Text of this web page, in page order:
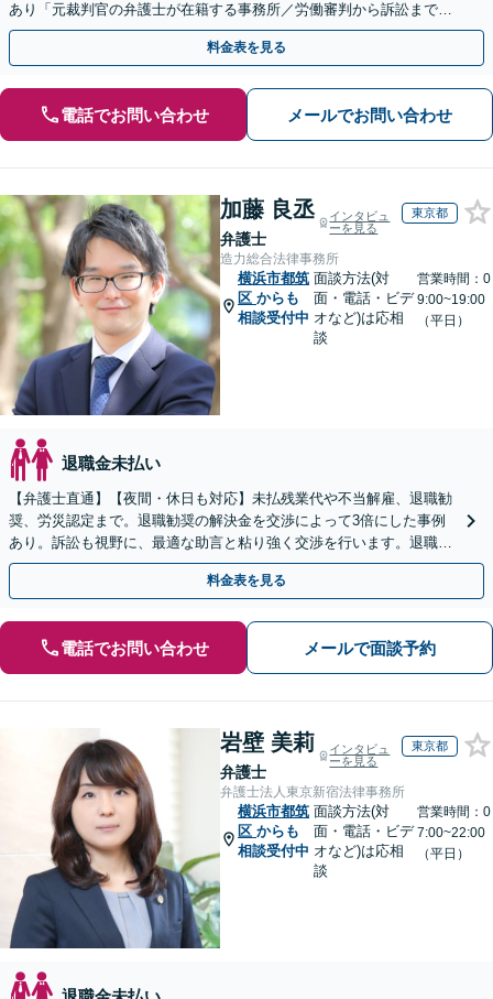
あり「元裁判官の弁護士が在籍する事務所／労働審判から訴訟まで、
裁判官経験を活かした最適な戦略を立案」
料金表を見る
電話でお問い合わせ メールでお問い合わせ
加藤 良丞
弁護士
インタビュ
ーを見る
東京都
造力総合法律事務所
横浜市都筑
区 からも
相談受付中
面談方法(対
面・電話・ビデ
オなど)は応相
談
営業時間：0
9:00~19:00
（平日）
退職金未払い
【弁護士直通】【夜間・休日も対応】未払残業代や不当解雇、退職勧
奨、労災認定まで。退職勧奨の解決金を交渉によって3倍にした事例
あり。訴訟も視野に、最適な助言と粘り強く交渉を行います。退職前
後、育休中などの状況でも歓迎。まずはご相談下さい！
料金表を見る
電話でお問い合わせ メールで面談予約
岩壁 美莉
弁護士
インタビュ
ーを見る
東京都
弁護士法人東京新宿法律事務所
横浜市都筑
区 からも
相談受付中
面談方法(対
面・電話・ビデ
オなど)は応相
談
営業時間：0
7:00~22:00
（平日）